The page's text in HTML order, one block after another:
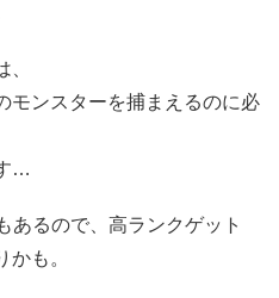
モンスターを捕まえるのに必
…
あるので、高ランクゲット
も。